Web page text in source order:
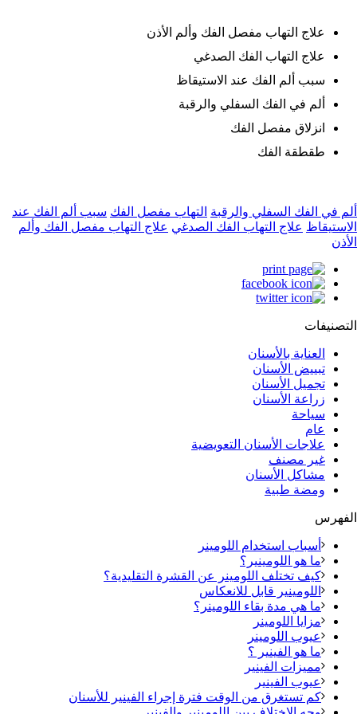
علاج التهاب مفصل الفك وألم الأذن
علاج التهاب الفك الصدغي
سبب ألم الفك عند الاستيقاظ
ألم في الفك السفلي والرقبة
انزلاق مفصل الفك
طقطقة الفك
ألم في الفك السفلي والرقبة التهاب مفصل الفك سبب ألم الفك عند
الاستيقاظ علاج التهاب الفك الصدغي علاج التهاب مفصل الفك وألم
الأذن
التصنيفات
العناية بالأسنان
تبييض الأسنان
تجميل الأسنان
زراعة الأسنان
سياحة
عام
علاجات الأسنان التعويضية
غير مصنف
مشاكل الأسنان
ومضة طبية
الفهرس
أسباب استخدام اللومينر
ما هو اللومينير؟
كيف تختلف اللومينر عن القشرة التقليدية؟
اللومينير قابل للانعكاس
ما هي مدة بقاء اللومينر؟
مزايا اللومينر
عيوب اللومينر
ما هو الفينير ؟
مميزات الفينير
عيوب الفينير
كم تستغرق من الوقت فترة إجراء الفينير للأسنان